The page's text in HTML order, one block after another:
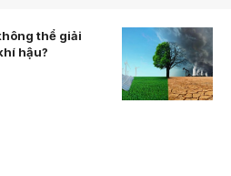
thể giải
hậu?